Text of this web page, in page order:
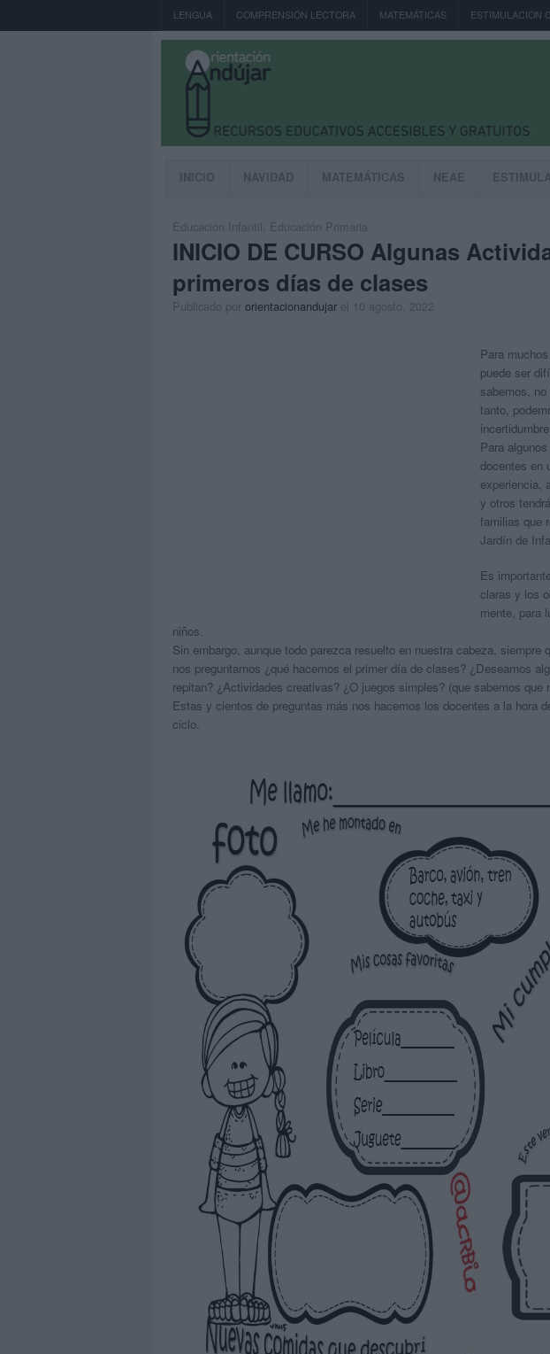
LENGUA COMPRENSIÓN LECTORA MATEMÁTICAS ESTIMULACION
INICIO NAVIDAD MATEMÁTICAS NEAE
Educación Infantil Educación Primaria
INICIO DE CURSO Algunas
primeros días de clases
Publicado por orientacionandujar el 10 agosto, 2022
Para
puede ser
sabemos,
tanto,
Para
docentes en
experiencia,
y otros
familias que
Jardín de
Es
claras y los
mente, para
niños.
Sin embargo, aunque todo parezca resuelto en nuestra cabeza, siempre
nos preguntamos ¿qué hacemos el primer día de clases? ¿Deseamos
repitan? ¿Actividades creativas? ¿O juegos simples? (que sabemos que
Estas y cientos de preguntas más nos hacemos los docentes a la hora
ciclo.